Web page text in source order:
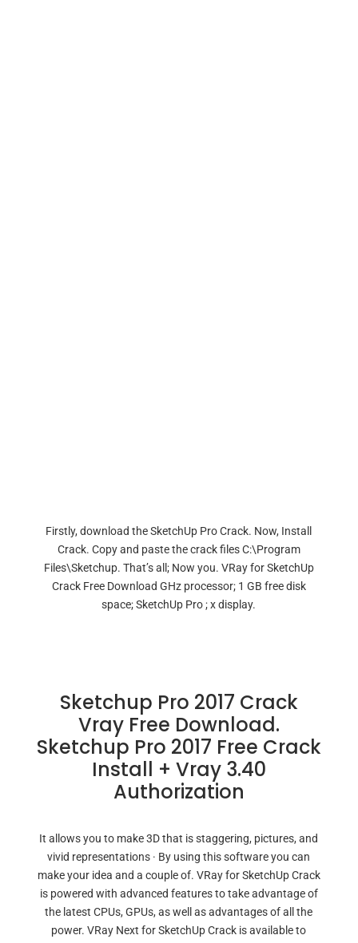
Firstly, download the SketchUp Pro Crack. Now, Install
Crack. Copy and paste the crack files C:\Program
Files\Sketchup. That’s all; Now you. VRay for SketchUp
Crack Free Download GHz processor; 1 GB free disk
space; SketchUp Pro ; x display.
Sketchup Pro 2017 Crack
Vray Free Download.
Sketchup Pro 2017 Free Crack
Install + Vray 3.40
Authorization
It allows you to make 3D that is staggering, pictures, and
vivid representations · By using this software you can
make your idea and a couple of. VRay for SketchUp Crack
is powered with advanced features to take advantage of
the latest CPUs, GPUs, as well as advantages of all the
power. VRay Next for SketchUp Crack is available to